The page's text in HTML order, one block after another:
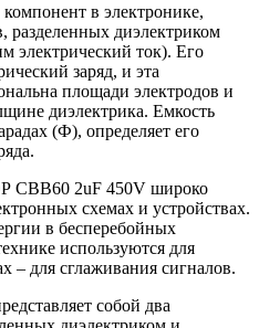
в электронике,
разделенных диэлектриком
электрический ток). Его
заряд, и эта
площади электродов и
диэлектрика. Емкость
(Ф), определяет его
2uF 450V широко
схемах и устройствах.
в бесперебойных
используются для
– для сглаживания сигналов.
собой два